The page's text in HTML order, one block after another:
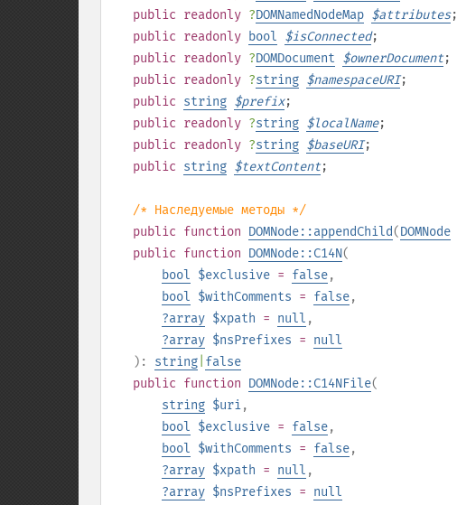
public readonly ?DOMNamedNodeMap $attributes;
public readonly bool $isConnected;
public readonly ?DOMDocument $ownerDocument;
public readonly ?string $namespaceURI;
public string $prefix;
public readonly ?string $localName;
public readonly ?string $baseURI;
public string $textContent;
/* Наследуемые методы */
public function DOMNode::appendChild(DOMNode
public function DOMNode::C14N(
bool $exclusive = false,
bool $withComments = false,
?array $xpath = null ,
?array $nsPrefixes = null
): string false
public function DOMNode::C14NFile(
string $uri,
bool $exclusive = false,
bool $withComments = false,
?array $xpath = null ,
?array $nsPrefixes = null